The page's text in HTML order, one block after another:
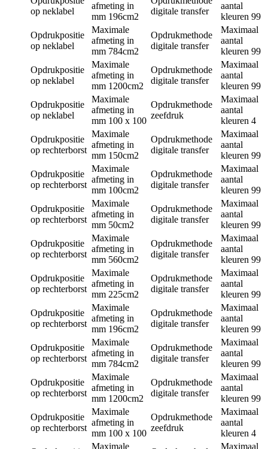
op neklabel
afmeting in
mm 196cm2
digitale transfer
aantal
kleuren 99
Opdrukpositie
op neklabel
Maximale
afmeting in
mm 784cm2
Opdrukmethode
digitale transfer
Maximaal
aantal
kleuren 99
Opdrukpositie
op neklabel
Maximale
afmeting in
mm 1200cm2
Opdrukmethode
digitale transfer
Maximaal
aantal
kleuren 99
Opdrukpositie
op neklabel
Maximale
afmeting in
mm 100 x 100
Opdrukmethode
zeefdruk
Maximaal
aantal
kleuren 4
Opdrukpositie
op rechterborst
Maximale
afmeting in
mm 150cm2
Opdrukmethode
digitale transfer
Maximaal
aantal
kleuren 99
Opdrukpositie
op rechterborst
Maximale
afmeting in
mm 100cm2
Opdrukmethode
digitale transfer
Maximaal
aantal
kleuren 99
Opdrukpositie
op rechterborst
Maximale
afmeting in
mm 50cm2
Opdrukmethode
digitale transfer
Maximaal
aantal
kleuren 99
Opdrukpositie
op rechterborst
Maximale
afmeting in
mm 560cm2
Opdrukmethode
digitale transfer
Maximaal
aantal
kleuren 99
Opdrukpositie
op rechterborst
Maximale
afmeting in
mm 225cm2
Opdrukmethode
digitale transfer
Maximaal
aantal
kleuren 99
Opdrukpositie
op rechterborst
Maximale
afmeting in
mm 196cm2
Opdrukmethode
digitale transfer
Maximaal
aantal
kleuren 99
Opdrukpositie
op rechterborst
Maximale
afmeting in
mm 784cm2
Opdrukmethode
digitale transfer
Maximaal
aantal
kleuren 99
Opdrukpositie
op rechterborst
Maximale
afmeting in
mm 1200cm2
Opdrukmethode
digitale transfer
Maximaal
aantal
kleuren 99
Opdrukpositie
op rechterborst
Maximale
afmeting in
mm 100 x 100
Opdrukmethode
zeefdruk
Maximaal
aantal
kleuren 4
Maximale Maximaal